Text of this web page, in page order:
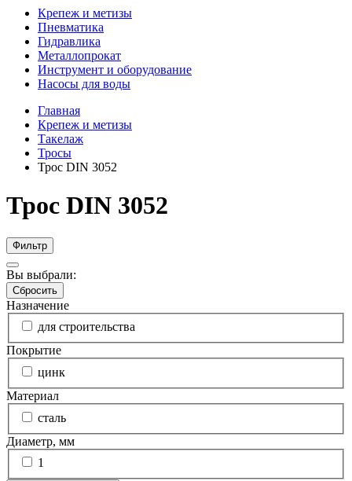
Крепеж и метизы
Пневматика
Гидравлика
Металлопрокат
Инструмент и оборудование
Насосы для воды
Главная
Крепеж и метизы
Такелаж
Тросы
Трос DIN 3052
Трос DIN 3052
Фильтр
Вы выбрали:
Сбросить
Назначение
для строительства
Покрытие
цинк
Материал
сталь
Диаметр, мм
1